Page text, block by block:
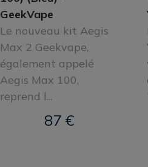
GeekVape
Le nouveau kit Aegis
Max 2 Geekvape,
également appelé
Aegis Max 100,
reprend l...
87 €